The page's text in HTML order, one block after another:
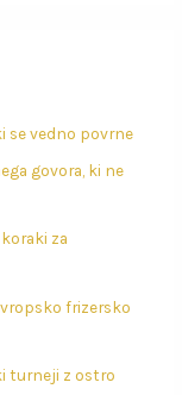
se vedno povrne
govora, ki ne
za
frizersko
turneji z ostro